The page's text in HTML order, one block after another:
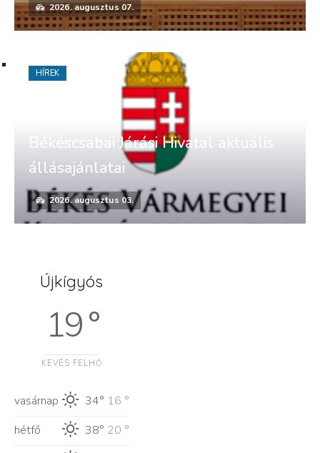
2026. augusztus 07.
Békéscsabai Járási Hivatal aktuális
állásajánlatai
2026. augusztus 03.
HÍREK
Újkígyós
19 °
KEVÉS FELHŐ
vasárnap 34° 16 °
hétfő
38° 20 °